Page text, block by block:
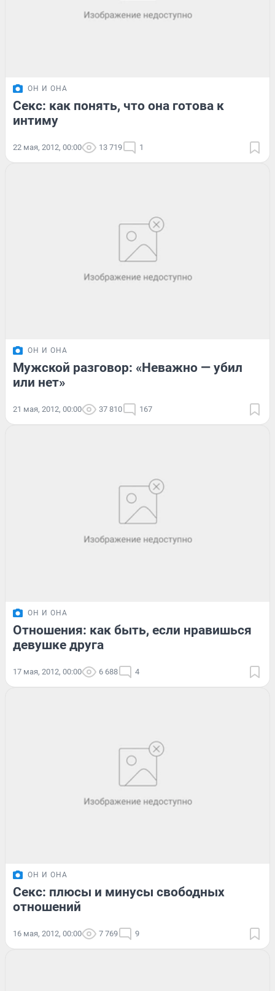
ОН И ОНА
Секс: как понять, что она готова к
интиму
22 мая, 2012, 00:00 13 719 1
ОН И ОНА
Мужской разговор: «Неважно — убил
или нет»
21 мая, 2012, 00:00 37 810 167
ОН И ОНА
Отношения: как быть, если нравишься
девушке друга
17 мая, 2012, 00:00 6 688 4
ОН И ОНА
Секс: плюсы и минусы свободных
отношений
16 мая, 2012, 00:00 7 769 9